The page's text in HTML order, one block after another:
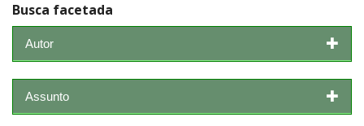
Busca facetada
Autor
Assunto